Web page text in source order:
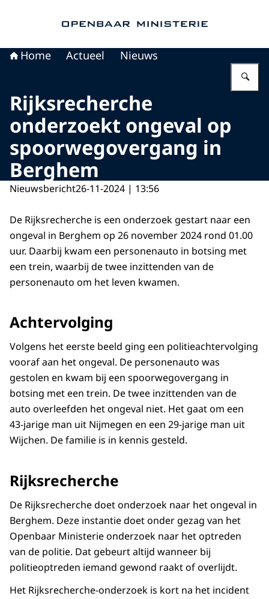
Home Actueel Nieuws
Rijksrecherche
onderzoekt ongeval op
spoorwegovergang in
Berghem
Nieuwsbericht26-11-2024 | 13:56
De Rijksrecherche is een onderzoek gestart naar een
ongeval in Berghem op 26 november 2024 rond 01.00
uur. Daarbij kwam een personenauto in botsing met
een trein, waarbij de twee inzittenden van de
personenauto om het leven kwamen.
Achtervolging
Volgens het eerste beeld ging een politieachtervolging
vooraf aan het ongeval. De personenauto was
gestolen en kwam bij een spoorwegovergang in
botsing met een trein. De twee inzittenden van de
auto overleefden het ongeval niet. Het gaat om een
43-jarige man uit Nijmegen en een 29-jarige man uit
Wijchen. De familie is in kennis gesteld.
Rijksrecherche
De Rijksrecherche doet onderzoek naar het ongeval in
Berghem. Deze instantie doet onder gezag van het
Openbaar Ministerie onderzoek naar het optreden
van de politie. Dat gebeurt altijd wanneer bij
politieoptreden iemand gewond raakt of overlijdt.
Het Rijksrecherche-onderzoek is kort na het incident